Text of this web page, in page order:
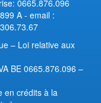
0665.876.096
A - email :
– Loi relative aux
BE 0665.876.096 –
en crédits à la